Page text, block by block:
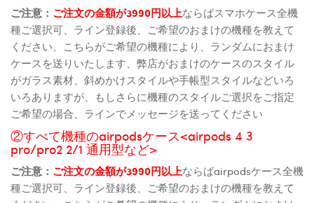
ご注意： ご注文の金額が3990円以上ならばスマホケース全機
種ご選択可、ライン登録後、ご希望のおまけの機種を教えて
ください、こちらがご希望の機種により、ランダムにおまけ
ケースを送りいたします、弊店がおまけのケースのスタイル
がガラス素材、斜めかけスタイルや手帳型スタイルなどいろ
いろありますが、もしさらに機種のスタイルご選択をご指定
ご希望の場合、ラインでメッセージを送ってください
②すべて機種のairpodsケース<airpods 4 3
pro/pro2 2/1 通用型など>
ご注意： ご注文の金額が3990円以上ならばairpodsケース全機
種ご選択可、ライン登録後、ご希望のおまけの機種を教えて